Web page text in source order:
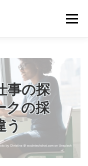
メニュー
– ごはん事情
事の探
の採
う